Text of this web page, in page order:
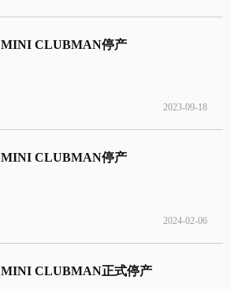
MINI CLUBMAN停产
2023-09-18
MINI CLUBMAN停产
2024-02-06
MINI CLUBMAN正式停产